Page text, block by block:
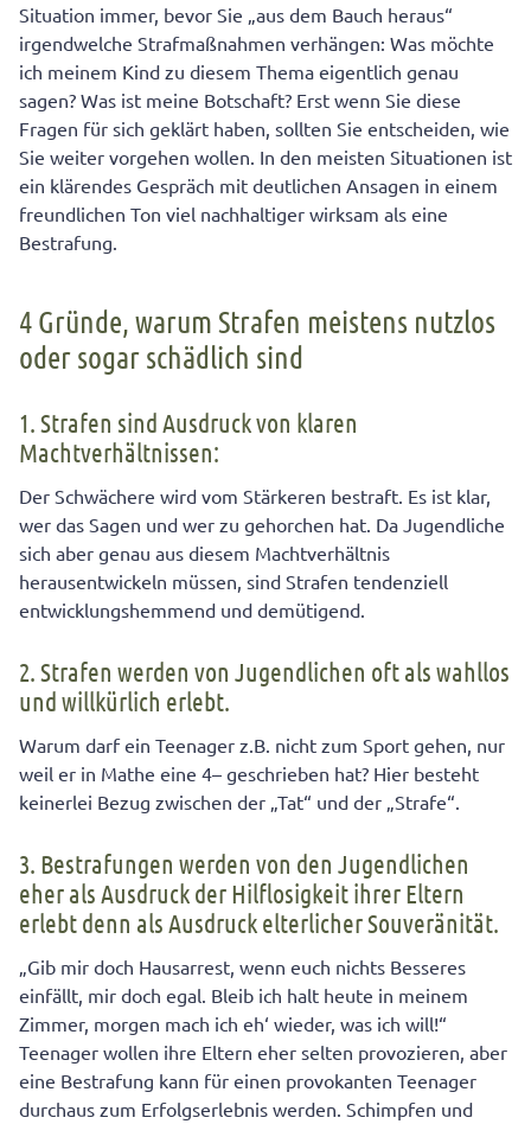
Situation immer, bevor Sie „aus dem Bauch heraus“
irgendwelche Strafmaßnahmen verhängen: Was möchte
ich meinem Kind zu diesem Thema eigentlich genau
sagen? Was ist meine Botschaft? Erst wenn Sie diese
Fragen für sich geklärt haben, sollten Sie entscheiden, wie
Sie weiter vorgehen wollen. In den meisten Situationen ist
ein klärendes Gespräch mit deutlichen Ansagen in einem
freundlichen Ton viel nachhaltiger wirksam als eine
Bestrafung.
4 Gründe, warum Strafen meistens nutzlos
oder sogar schädlich sind
1. Strafen sind Ausdruck von klaren
Machtverhältnissen:
Der Schwächere wird vom Stärkeren bestraft. Es ist klar,
wer das Sagen und wer zu gehorchen hat. Da Jugendliche
sich aber genau aus diesem Machtverhältnis
herausentwickeln müssen, sind Strafen tendenziell
entwicklungshemmend und demütigend.
2. Strafen werden von Jugendlichen oft als wahllos
und willkürlich erlebt.
Warum darf ein Teenager z.B. nicht zum Sport gehen, nur
weil er in Mathe eine 4– geschrieben hat? Hier besteht
keinerlei Bezug zwischen der „Tat“ und der „Strafe“.
3. Bestrafungen werden von den Jugendlichen
eher als Ausdruck der Hilflosigkeit ihrer Eltern
erlebt denn als Ausdruck elterlicher Souveränität.
„Gib mir doch Hausarrest, wenn euch nichts Besseres
einfällt, mir doch egal. Bleib ich halt heute in meinem
Zimmer, morgen mach ich eh‘ wieder, was ich will!“
Teenager wollen ihre Eltern eher selten provozieren, aber
eine Bestrafung kann für einen provokanten Teenager
durchaus zum Erfolgserlebnis werden. Schimpfen und